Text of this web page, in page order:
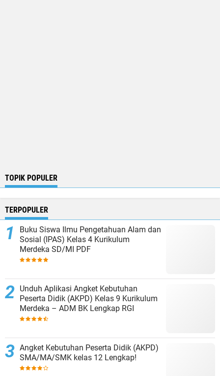
TOPIK POPULER
TERPOPULER
Buku Siswa Ilmu Pengetahuan Alam dan
Sosial (IPAS) Kelas 4 Kurikulum
Merdeka SD/MI PDF
Unduh Aplikasi Angket Kebutuhan
Peserta Didik (AKPD) Kelas 9 Kurikulum
Merdeka – ADM BK Lengkap RGI
Angket Kebutuhan Peserta Didik (AKPD)
SMA/MA/SMK kelas 12 Lengkap!